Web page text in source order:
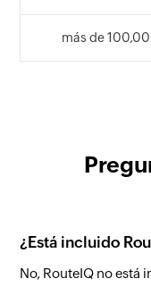
más de
¿Está incluido
No, RouteIQ no está